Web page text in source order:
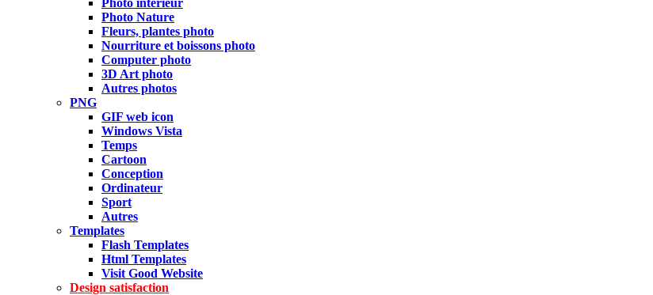
Photo intérieur
Photo Nature
Fleurs, plantes photo
Nourriture et boissons photo
Computer photo
3D Art photo
Autres photos
PNG
GIF web icon
Windows Vista
Temps
Cartoon
Conception
Ordinateur
Sport
Autres
Templates
Flash Templates
Html Templates
Visit Good Website
Design satisfaction